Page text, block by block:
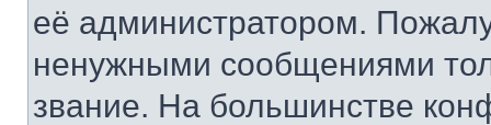
её администратором.
ненужными сообщениями
звание. На большинстве